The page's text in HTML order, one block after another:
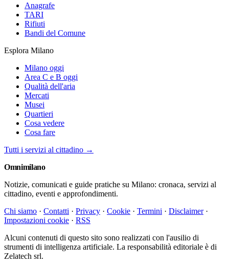
Anagrafe
TARI
Rifiuti
Bandi del Comune
Esplora Milano
Milano oggi
Area C e B oggi
Qualità dell'aria
Mercati
Musei
Quartieri
Cosa vedere
Cosa fare
Tutti i servizi al cittadino →
Omnimilano
Notizie, comunicati e guide pratiche su Milano: cronaca, servizi al
cittadino, eventi e approfondimenti.
Chi siamo · Contatti · Privacy · Cookie · Termini · Disclaimer ·
Impostazioni cookie · RSS
Alcuni contenuti di questo sito sono realizzati con l'ausilio di
strumenti di intelligenza artificiale. La responsabilità editoriale è di
Zelatech srl.